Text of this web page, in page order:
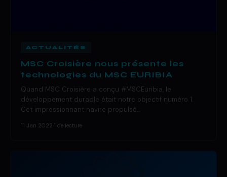
ACTUALITÉS
MSC Croisière nous présente les
technologies du MSC EURIBIA
Quand MSC Croisière a conçu #MSCEuribia, le
développement durable était notre objectif numéro 1.
Cet impressionnant navire propulsé…
11 Jan 2022 1 de lecture